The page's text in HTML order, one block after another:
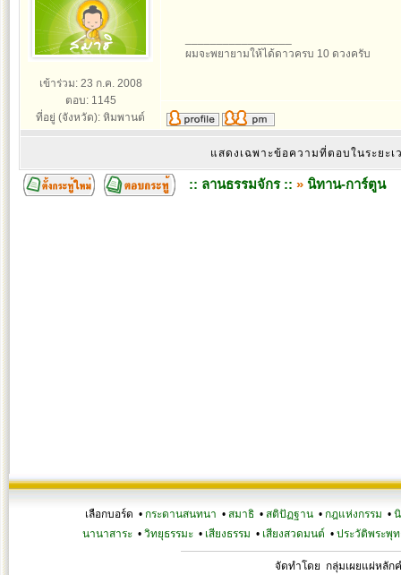
เข้าร่วม: 23 ก.ค. 2008
ตอบ: 1145
ที่อยู่ (จังหวัด): หิมพานต์
ผมจะพยายามให้ได้ดาวครบ 10 ดวงครับ
แสดงเฉพาะข้อความที่ตอบในระยะ
:: ลานธรรมจักร :: » นิทาน-การ์ตูน
เลือกบอร์ด • กระดานสนทนา • สมาธิ • สติปัฏฐาน • กฎแห่งกรรม •
นานาสาระ• วิทยุธรรมะ• เสียงธรรม • เสียงสวดมนต์ • ประวัติพระพุท
จัดทำโดย กลุ่มเผยแผ่หลัก